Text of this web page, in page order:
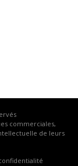
commerciales,
de leurs